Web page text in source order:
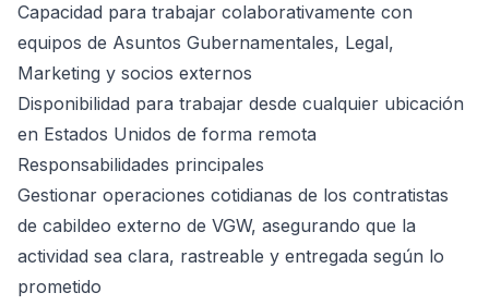
Capacidad para trabajar colaborativamente con
equipos de Asuntos Gubernamentales, Legal,
Marketing y socios externos
Disponibilidad para trabajar desde cualquier ubicación
en Estados Unidos de forma remota
Responsabilidades principales
Gestionar operaciones cotidianas de los contratistas
de cabildeo externo de VGW, asegurando que la
actividad sea clara, rastreable y entregada según lo
prometido